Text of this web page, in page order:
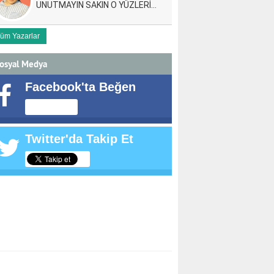
UNUTMAYIN SAKIN O YÜZLERİ…
Yazarlar
Medya
Facebook'ta Beğen
Twitter'da Takip Et